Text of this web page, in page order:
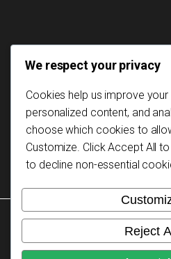
Copyright © 2026
We respect your privacy
Cookies help us improve
personalized content, and
choose which cookies to
Customize . ClickAccept All to
to decline non-essential
Reject